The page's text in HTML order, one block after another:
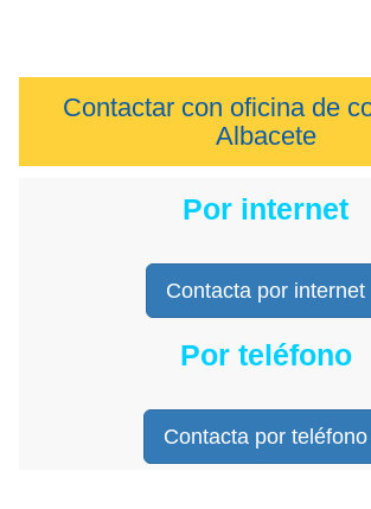
Contactar con oficina de
Albacete
Por internet
Contacta por internet
Por teléfono
Contacta por teléfono